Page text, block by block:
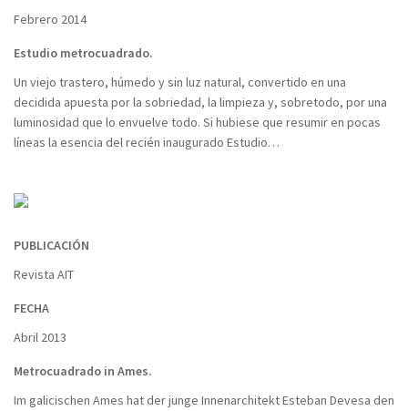
Febrero 2014
Estudio metrocuadrado.
Un viejo trastero, húmedo y sin luz natural, convertido en una
decidida apuesta por la sobriedad, la limpieza y, sobretodo, por una
luminosidad que lo envuelve todo. Si hubiese que resumir en pocas
líneas la esencia del recién inaugurado Estudio…
PUBLICACIÓN
Revista AIT
FECHA
Abril 2013
Metrocuadrado in Ames.
Im galicischen Ames hat der junge Innenarchitekt Esteban Devesa den